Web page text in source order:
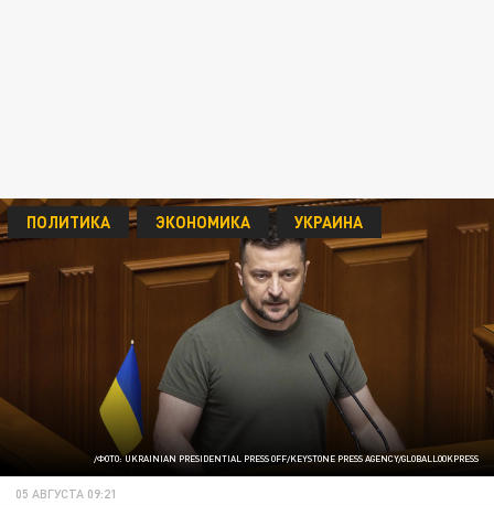
/ФОТО: UKRAINIAN PRESIDENTIAL PRESS OFF/KEYSTONE PRESS AGENCY/GLOBALLOOKPRESS
ПОЛИТИКА ЭКОНОМИКА УКРАИНА
05 АВГУСТА 09:21